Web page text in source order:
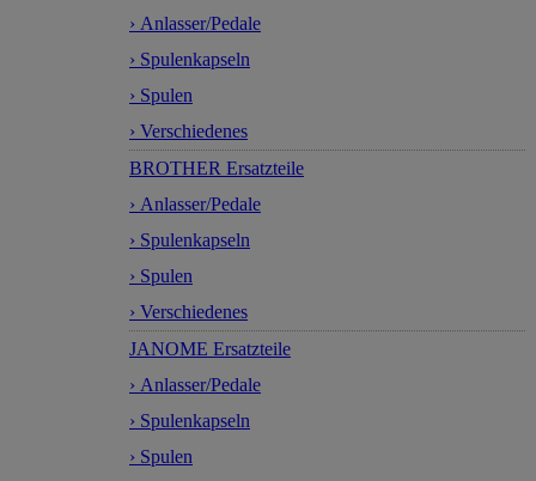
› Anlasser/Pedale
› Spulenkapseln
› Spulen
› Verschiedenes
BROTHER Ersatzteile
› Anlasser/Pedale
› Spulenkapseln
› Spulen
› Verschiedenes
JANOME Ersatzteile
› Anlasser/Pedale
› Spulenkapseln
› Spulen